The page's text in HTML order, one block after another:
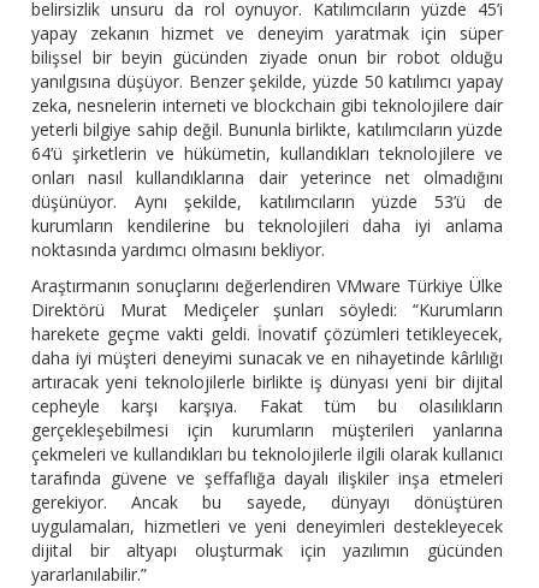
belirsizlik unsuru da rol oynuyor. Katılımcıların yüzde 45’i
yapay zekanın hizmet ve deneyim yaratmak için süper
bilişsel bir beyin gücünden ziyade onun bir robot olduğu
yanılgısına düşüyor. Benzer şekilde, yüzde 50 katılımcı yapay
zeka, nesnelerin interneti ve blockchain gibi teknolojilere dair
yeterli bilgiye sahip değil. Bununla birlikte, katılımcıların yüzde
64’ü şirketlerin ve hükümetin, kullandıkları teknolojilere ve
onları nasıl kullandıklarına dair yeterince net olmadığını
düşünüyor. Aynı şekilde, katılımcıların yüzde 53’ü de
kurumların kendilerine bu teknolojileri daha iyi anlama
noktasında yardımcı olmasını bekliyor.
Araştırmanın sonuçlarını değerlendiren VMware Türkiye Ülke
Direktörü Murat Mediçeler şunları söyledi: “Kurumların
harekete geçme vakti geldi. İnovatif çözümleri tetikleyecek,
daha iyi müşteri deneyimi sunacak ve en nihayetinde kârlılığı
artıracak yeni teknolojilerle birlikte iş dünyası yeni bir dijital
cepheyle karşı karşıya. Fakat tüm bu olasılıkların
gerçekleşebilmesi için kurumların müşterileri yanlarına
çekmeleri ve kullandıkları bu teknolojilerle ilgili olarak kullanıcı
tarafında güvene ve şeffaflığa dayalı ilişkiler inşa etmeleri
gerekiyor. Ancak bu sayede, dünyayı dönüştüren
uygulamaları, hizmetleri ve yeni deneyimleri destekleyecek
dijital bir altyapı oluşturmak için yazılımın gücünden
yararlanılabilir.”